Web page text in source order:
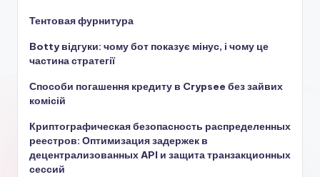
Тентовая фурнитура
Botty відгуки: чому бот показує мінус, і чому це
частина стратегії
Способи погашення кредиту в Crypsee без зайвих
комісій
Криптографическая безопасность распределенных
реестров: Оптимизация задержек в
децентрализованных API и защита транзакционных
сессий